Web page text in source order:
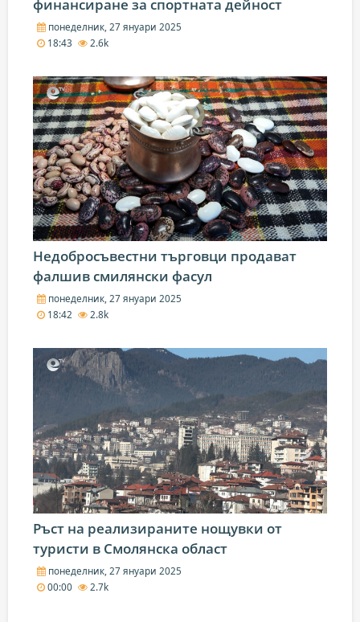
финансиране за спортната дейност
понеделник, 27 януари 2025
18:43
2.6k
Недобросъвестни търговци продават
фалшив смилянски фасул
понеделник, 27 януари 2025
18:42
2.8k
Ръст на реализираните нощувки от
туристи в Смолянска област
понеделник, 27 януари 2025
00:00
2.7k